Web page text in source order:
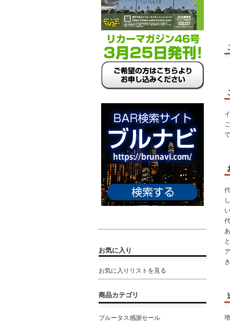
お気に入り
お気に入りリストを見る
商品カテゴリ
ブルータス感謝セール